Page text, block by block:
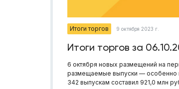
Итоги торгов 9 октября 2023 г.
Итоги торгов за
6 октября новых размещений на
размещаемые выпуски — особенно
342 выпускам составил 921,0 млн